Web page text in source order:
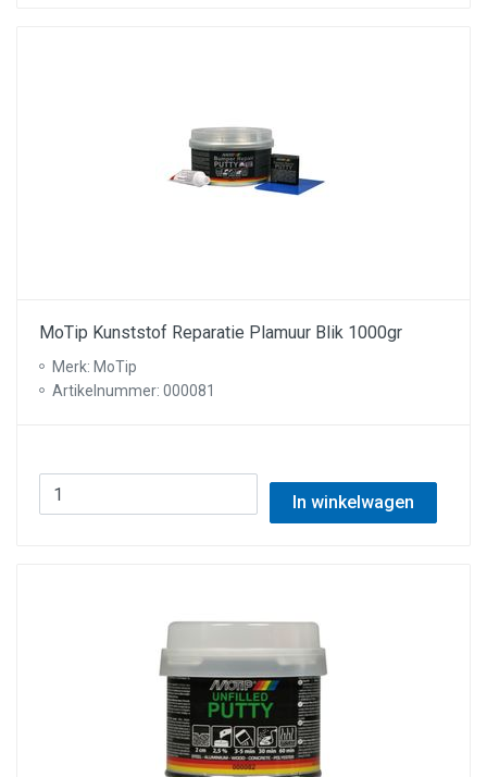
MoTip Kunststof Reparatie Plamuur Blik 1000gr
Merk: MoTip
Artikelnummer: 000081
In winkelwagen